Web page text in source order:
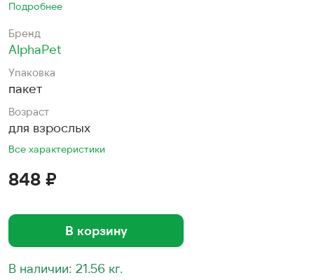
Подробнее
Бренд
AlphaPet
Упаковка
пакет
Возраст
для взрослых
Все характеристики
848 ₽
В корзину
В наличии: 21.56 кг.